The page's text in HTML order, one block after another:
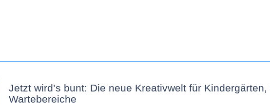
Jetzt wird’s bunt: Die neue Kreativwelt für
Wartebereiche